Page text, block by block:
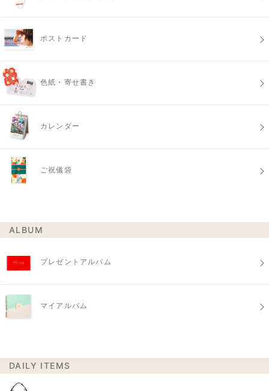
ポストカード
色紙・寄せ書き
カレンダー
ご祝儀袋
ALBUM
プレゼントアルバム
マイアルバム
DAILY ITEMS